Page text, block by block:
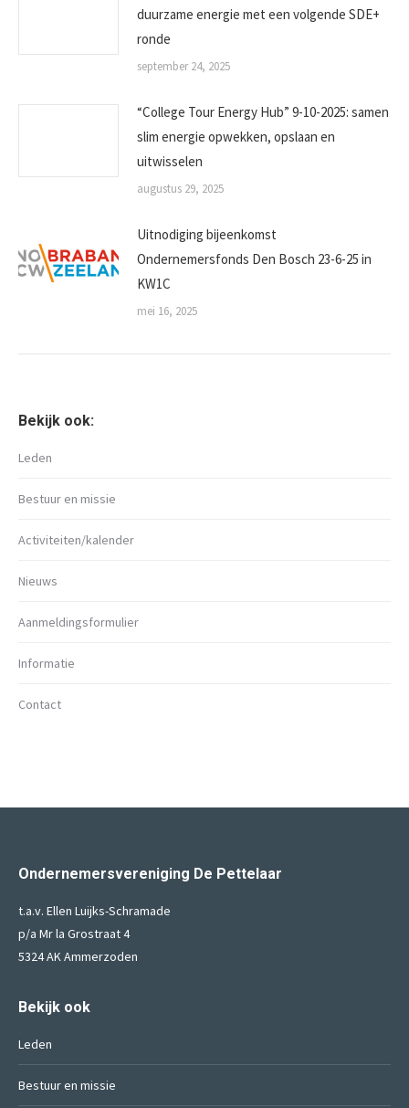
duurzame energie met een volgende SDE+
ronde
september 24, 2025
“College Tour Energy Hub” 9-10-2025: samen
slim energie opwekken, opslaan en
uitwisselen
augustus 29, 2025
Uitnodiging bijeenkomst
Ondernemersfonds Den Bosch 23-6-25 in
KW1C
mei 16, 2025
Bekijk ook:
Leden
Bestuur en missie
Activiteiten/kalender
Nieuws
Aanmeldingsformulier
Informatie
Contact
Ondernemersvereniging De Pettelaar
t.a.v. Ellen Luijks-Schramade
p/a Mr la Grostraat 4
5324 AK Ammerzoden
Bekijk ook
Leden
Bestuur en missie